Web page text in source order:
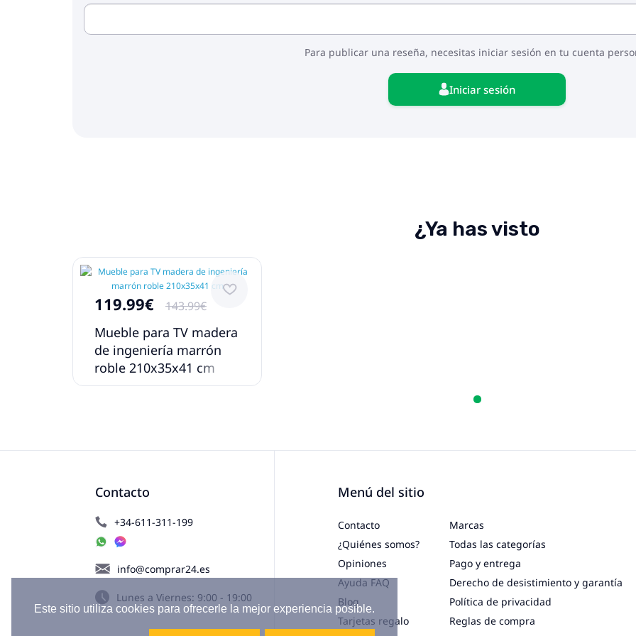
Este sitio utiliza cookies para ofrecerle la mejor experiencia posible.
Para publicar una reseña, necesitas iniciar sesión en tu cuenta
Iniciar sesión
¿Ya has visto
119.99€ 143.99€
Mueble para TV madera
de ingeniería marrón
roble 210x35x41 cm
Contacto
+34-611-311-199
info@comprar24.es
Lunes a Viernes: 9:00 - 19:00
Menú del sitio
Contacto
¿Quiénes somos?
Opiniones
Ayuda FAQ
Blog
Tarjetas regalo
Marcas
Todas las categorías
Pago y entrega
Derecho de desistimiento y garantía
Política de privacidad
Reglas de compra